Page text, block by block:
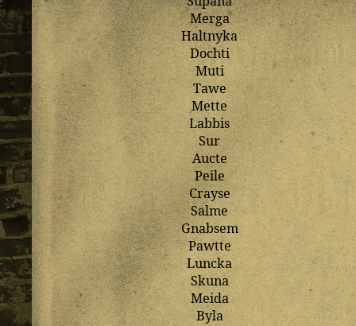
Merga
Haltnyka
Dochti
Muti
Tawe
Mette
Labbis
Sur
Aucte
Peile
Crayse
Salme
Gnabsem
Pawtte
Luncka
Skuna
Meida
Byla